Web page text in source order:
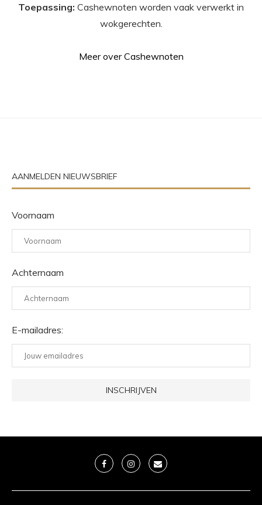
Toepassing: Cashewnoten worden vaak verwerkt in
wokgerechten.
Meer over Cashewnoten
AANMELDEN NIEUWSBRIEF
Voornaam
Achternaam
E-mailadres: